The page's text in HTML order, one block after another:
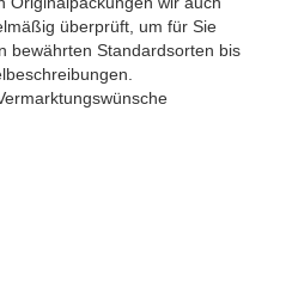
überprüft, um für Sie
bewährten Standardsorten bis